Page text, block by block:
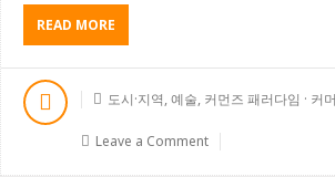
READ MORE
B
O
T
머
닝
도시·지역,예술, 커먼즈 패러다임 · 커
Leave a Comment